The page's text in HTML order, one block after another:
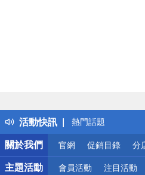
活動快訊
得獎公告
熱門話題
銀行優惠
偏遠地區配送
詐騙網頁！請小心
關於我們
官網 促銷目錄 分
主題活動 會員活動 注目活動